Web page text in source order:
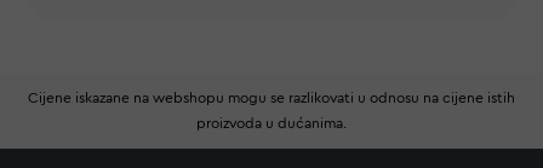
suhei mokre hrane osigurat će joj optimalnu,
uravnoteženu prehranu. Ako je tvoja ljubimica senior,
mokra hrana će joj biti jednostavnija za jesti jer neće
Cijene iskazane na webshopu mogu se razlikovati u odnosu na cijene istih
proizvoda u dućanima.